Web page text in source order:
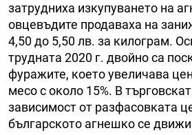
затрудниха изкупуването на
овцевъдите продаваха на
4,50 до 5,50 лв. за килограм.
трудната 2020 г. двойно са
фуражите, което увеличава
месо с около 15%. В
зависимост от разфасовката
българското агнешко се